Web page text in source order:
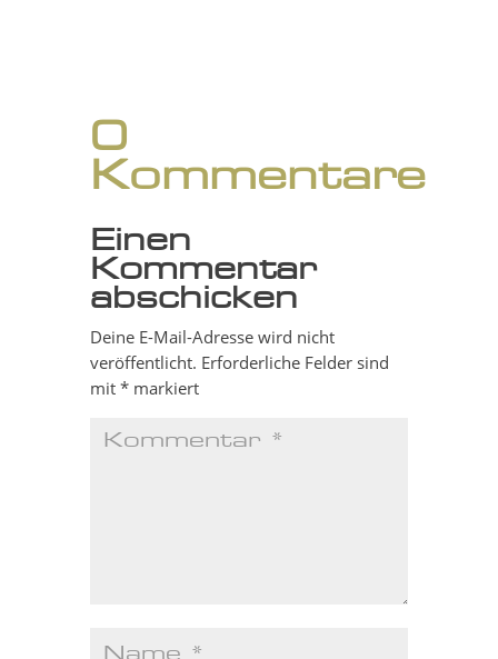
0
Kommentare
Einen
Kommentar
abschicken
Deine E-Mail-Adresse wird nicht
veröffentlicht. Erforderliche Felder sind
mit *markiert